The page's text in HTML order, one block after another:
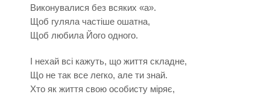
Виконувалися без всяких «а».
Щоб гуляла частіше ошатна,
Щоб любила Його одного.
І нехай всі кажуть, що життя складне,
Що не так все легко, але ти знай.
Хто як життя свою особисту міряє,